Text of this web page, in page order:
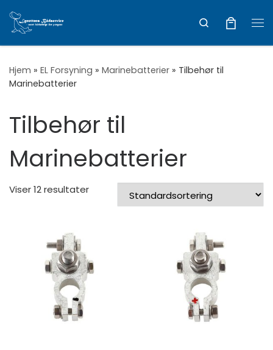
Vis hele indholdet
Search
Hjem » EL Forsyning » Marinebatterier » Tilbehør til
Marinebatterier
Tilbehør til
Marinebatterier
Viser 12 resultater